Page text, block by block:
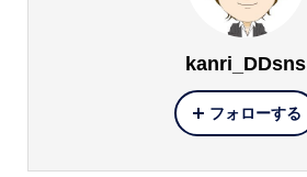
kanri_DDsns
フォローする